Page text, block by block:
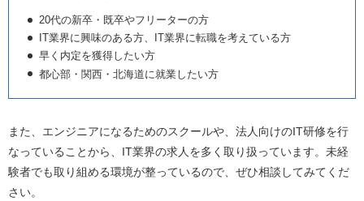
20代の新卒・既卒やフリーターの方
IT業界に興味のある方、IT業界に転職を考えている方
早く内定を獲得したい方
都心部・関西・北海道に就業したい方
また、エンジニアになるためのスクールや、法人向けのIT研修を行
なっていることから、IT業界の求人を多く取り扱っています。未経
験者でも取り組める環境が整っているので、ぜひ相談してみてくだ
さい。